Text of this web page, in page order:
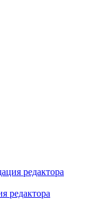
редактора
редактора